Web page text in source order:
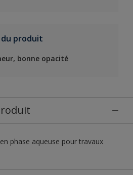
produit
bonne opacité
phase aqueuse pour travaux